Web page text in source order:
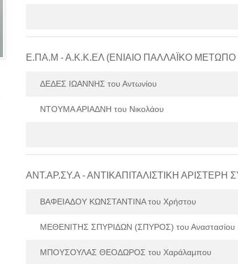
ΔΕΔΕΣ ΙΩΑΝΝΗΣ του Αντωνίου
ΝΤΟΥΜΑ ΑΡΙΑΔΝΗ του Νικολάου
ΒΑΦΕΙΑΔΟΥ ΚΩΝΣΤΑΝΤΙΝΑ του Χρήστου
ΜΕΘΕΝΙΤΗΣ ΣΠΥΡΙΔΩΝ (ΣΠΥΡΟΣ) του Αναστασίου
ΜΠΟΥΣΟΥΛΑΣ ΘΕΟΔΩΡΟΣ του Χαράλαμπου